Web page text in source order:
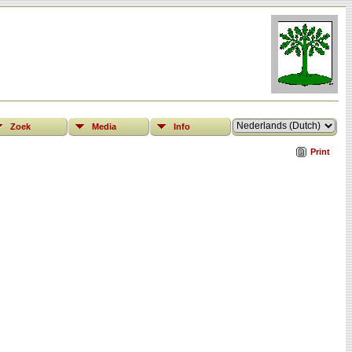
Zoek Media Info
Print